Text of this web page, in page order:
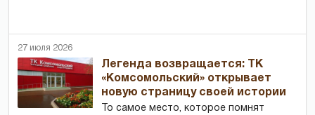
27 июля 2026
Легенда возвращается: ТК
«Комсомольский» открывает
новую страницу своей истории
То самое место, которое помнят